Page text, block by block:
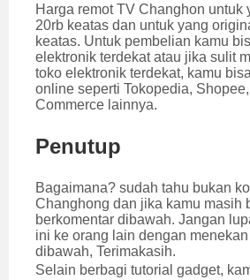
Harga remot TV Changhon untuk
20rb keatas dan untuk yang
keatas. Untuk pembelian kamu
elektronik terdekat atau jika sulit
toko elektronik terdekat, kamu
online seperti Tokopedia,
Commerce lainnya.
Penutup
Bagaimana? sudah tahu bukan
Changhong dan jika kamu masih
berkomentar dibawah. Jangan
ini ke orang lain dengan
dibawah, Terimakasih.
Selain berbagi tutorial gadget,